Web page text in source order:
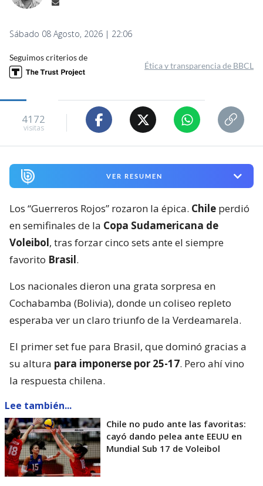
Sábado 08 Agosto, 2026 | 22:06
Seguimos criterios de
Ética y transparencia de BBCL
4172
visitas
VER RESUMEN
Los “Guerreros Rojos” rozaron la épica. Chile perdió
en semifinales de la Copa Sudamericana de
Voleibol, tras forzar cinco sets ante el siempre
favorito Brasil.
Los nacionales dieron una grata sorpresa en
Cochabamba (Bolivia), donde un coliseo repleto
esperaba ver un claro triunfo de la Verdeamarela.
El primer set fue para Brasil, que dominó gracias a
su altura para imponerse por 25-17. Pero ahí vino
la respuesta chilena.
Lee también...
Chile no pudo ante las favoritas:
cayó dando pelea ante EEUU en
Mundial Sub 17 de Voleibol